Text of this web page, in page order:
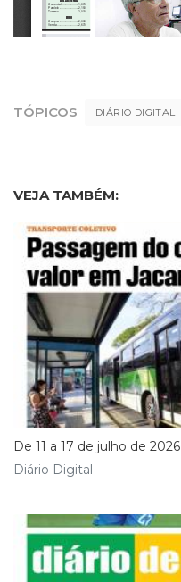
TÓPICOS DIÁRIO DIGITAL
VEJA TAMBÉM:
De 11 a 17 de julho de 2026
Diário Digital